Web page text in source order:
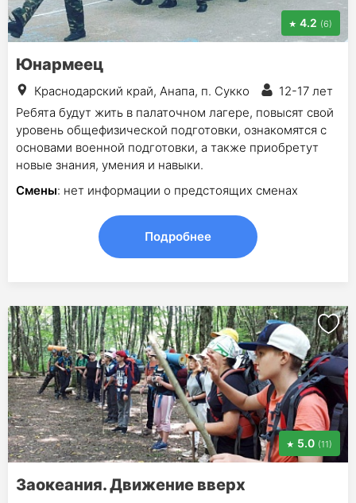
4.2 (6)
Юнармеец
Краснодарский край, Анапа, п. Сукко
12-17 лет
Ребята будут жить в палаточном лагере, повысят свой
уровень общефизической подготовки, ознакомятся с
основами военной подготовки, а также приобретут
новые знания, умения и навыки.
Смены: нет информации о предстоящих сменах
Подробнее
5.0 (11)
Заокеания. Движение вверх